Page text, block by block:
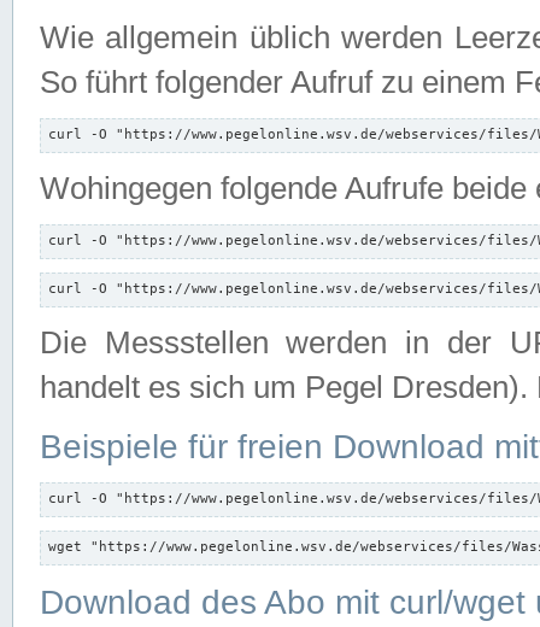
Wie allgemein üblich werden
So führt folgender Aufruf zu einem
curl -O "https://www.pegelonline.wsv.de/webservices/files/
Wohingegen folgende Aufrufe beide
curl -O "https://www.pegelonline.wsv.de/webservices/files/
curl -O "https://www.pegelonline.wsv.de/webservices/files/
Die Messstellen werden in der
handelt es sich um Pegel
Beispiele für freien Download
curl -O "https://www.pegelonline.wsv.de/webservices/files/
wget "https://www.pegelonline.wsv.de/webservices/files/
Download des Abo mit curl/